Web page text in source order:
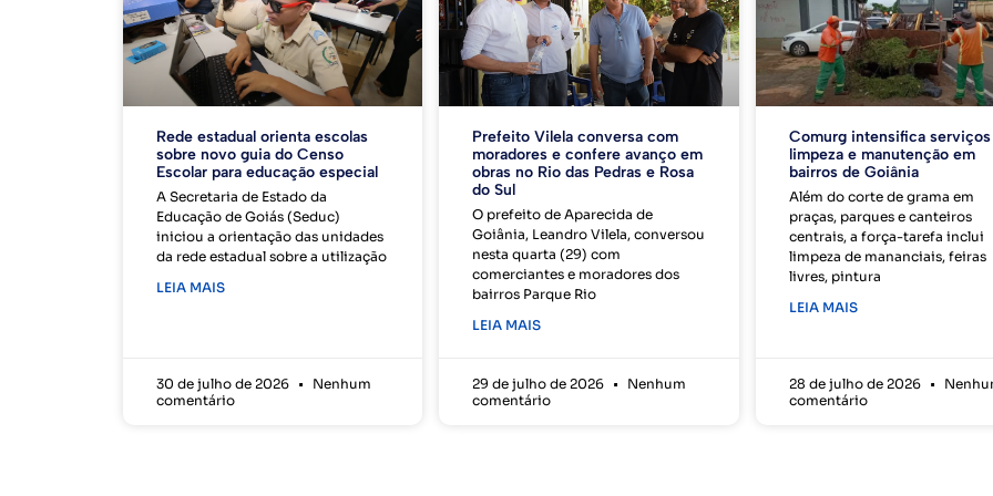
Rede estadual orienta escolas
sobre novo guia do Censo
Escolar para educação especial
A Secretaria de Estado da
Educação de Goiás (Seduc)
iniciou a orientação das unidades
da rede estadual sobre a utilização
LEIA MAIS
30 de julho de 2026
Nenhum
comentário
Prefeito Vilela conversa com
moradores e confere avanço em
obras no Rio das Pedras e Rosa
do Sul
O prefeito de Aparecida de
Goiânia, Leandro Vilela, conversou
nesta quarta (29) com
comerciantes e moradores dos
bairros Parque Rio
LEIA MAIS
29 de julho de 2026
Nenhum
comentário
Comurg intensifica
limpeza e manutenção em
bairros de Goiânia
Além do corte de grama em
praças, parques e canteiros
centrais, a força-tarefa inclui
limpeza de mananciais, feiras
livres, pintura
LEIA MAIS
28 de julho de 2026
comentário